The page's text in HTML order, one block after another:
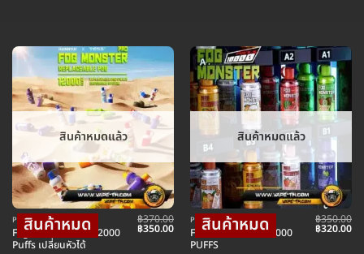
สินค้าหมดแล้ว
POD พอตใช้แล้วทิ้ง
Fog Monster Pro 12000
Puffs เปลี่ยนหัวได้
฿370.00
Original
฿350.00Current
price
สินค้าหมดแล้ว
POD พอตใช้แล้วทิ้ง
FOG MONSTER 10000
PUFFS
฿350.00
Original
฿320.00